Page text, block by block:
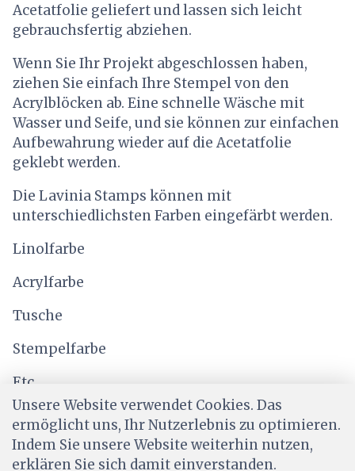
Acetatfolie geliefert und lassen sich leicht
gebrauchsfertig abziehen.
Wenn Sie Ihr Projekt abgeschlossen haben,
ziehen Sie einfach Ihre Stempel von den
Acrylblöcken ab. Eine schnelle Wäsche mit
Wasser und Seife, und sie können zur einfachen
Aufbewahrung wieder auf die Acetatfolie
geklebt werden.
Die Lavinia Stamps können mit
unterschiedlichsten Farben eingefärbt werden.
Linolfarbe
Acrylfarbe
Tusche
Stempelfarbe
Etc.
Unsere Website verwendet Cookies. Das
ermöglicht uns, Ihr Nutzerlebnis zu optimieren.
Indem Sie unsere Website weiterhin nutzen,
erklären Sie sich damit einverstanden.